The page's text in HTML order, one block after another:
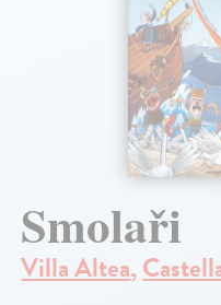
Smolaři
Villa Altea,